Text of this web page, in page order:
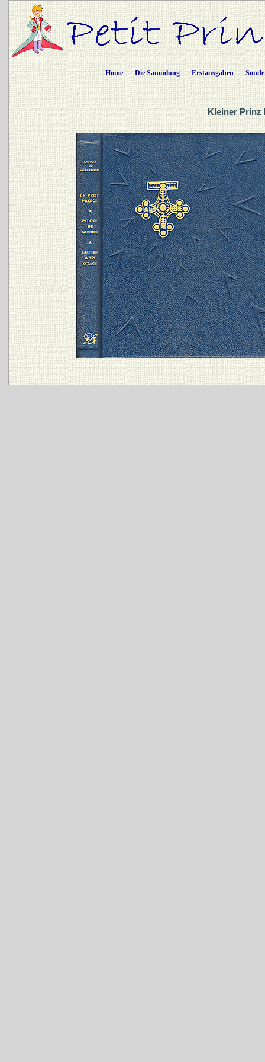
Home Die Sammlung Erstausgaben
Kleiner Prinz